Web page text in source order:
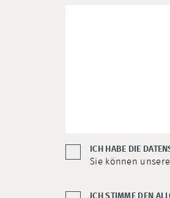
ICH HABE DIE
Sie können
ICH STIMME DEN